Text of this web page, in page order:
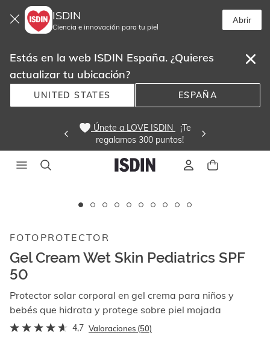
ISDIN
Ciencia e innovación para tu piel
Abrir
Estás en la web ISDIN España. ¿Quieres
actualizar tu ubicación?
UNITED STATES ESPAÑA
Únete a LOVE ISDIN
¡Te
regalamos 300 puntos!
imágenes
videos.
con
las
flechas
FOTOPROTECTOR
Gel Cream Wet Skin Pediatrics SPF
50
Protector solar corporal en gel crema para niños y
bebés que hidrata y protege sobre piel mojada
4,7 Valoraciones (50)